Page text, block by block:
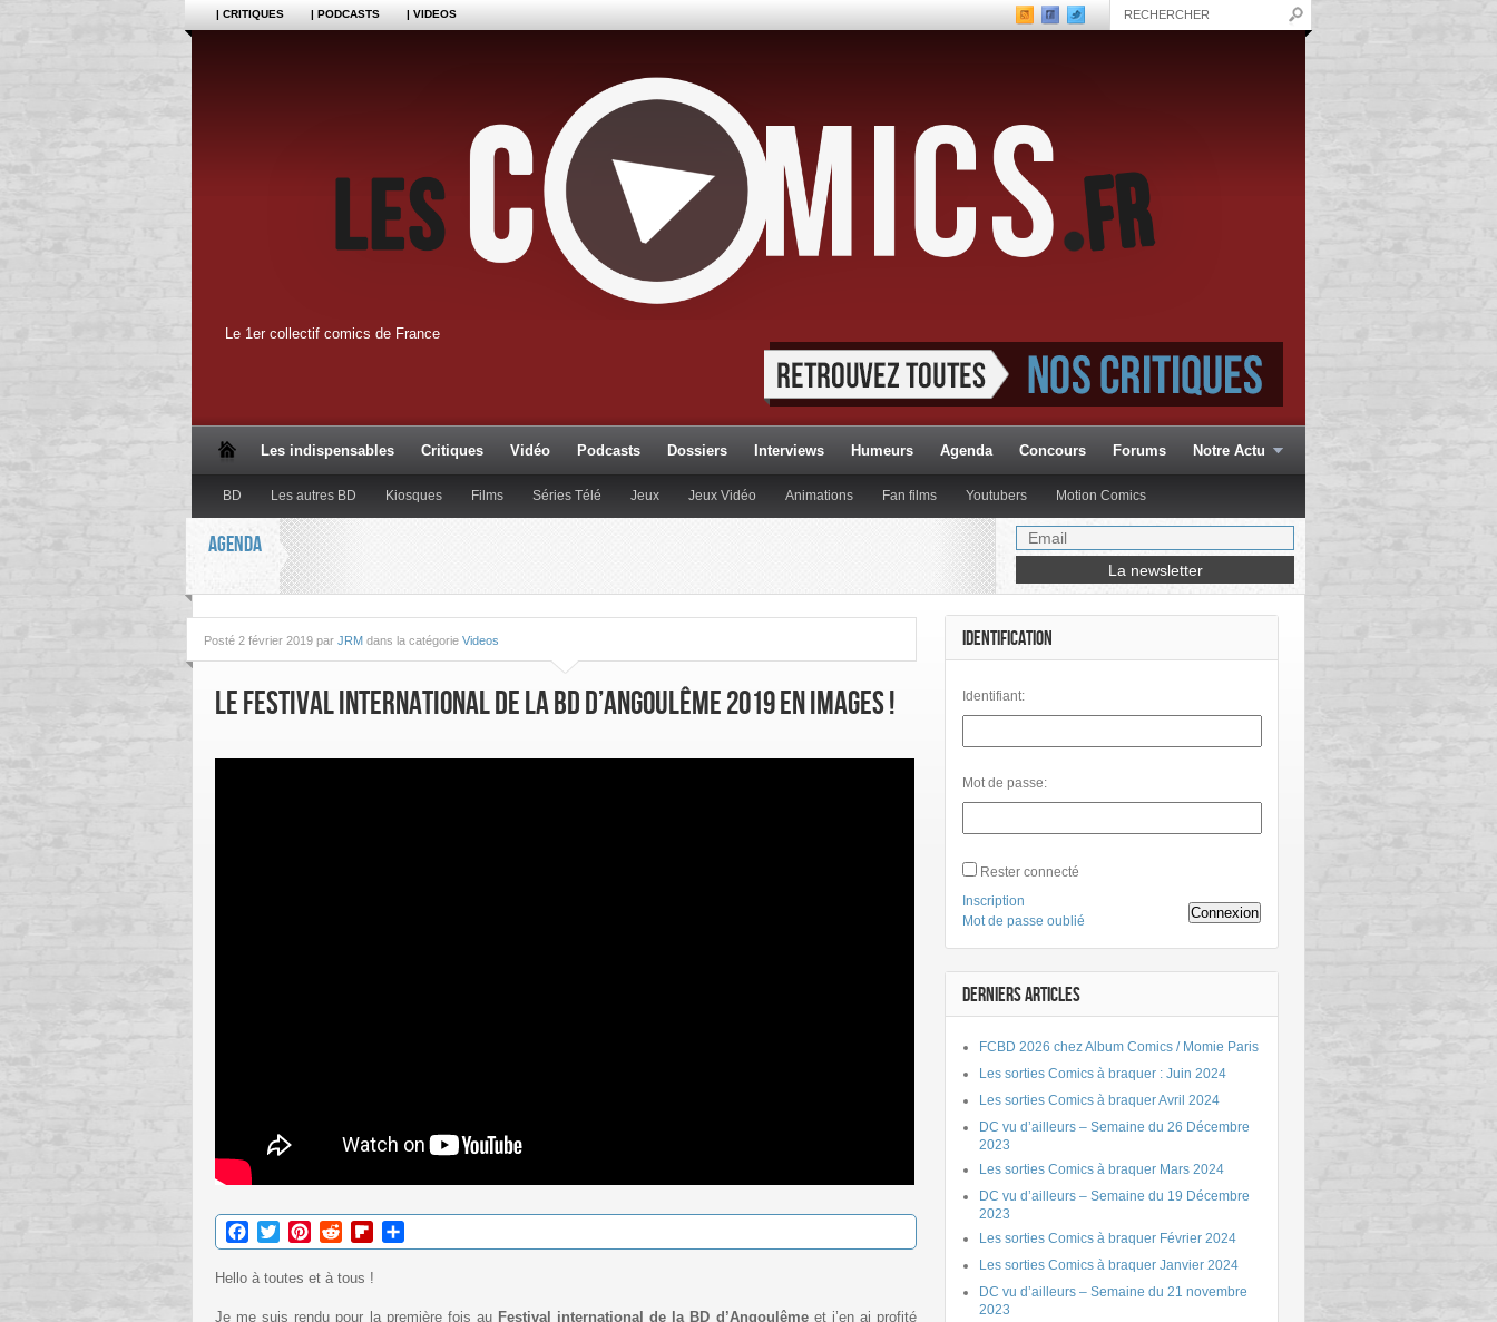
| CRITIQUES | PODCASTS | VIDEOS
Le 1er collectif comics de France
Les indispensables Critiques Vidéo Podcasts Dossiers Interviews Humeurs Agenda Concours Forums Notre Actu
BD Les autres BD Kiosques Films Séries Télé Jeux Jeux Vidéo Animations Fan films Youtubers Motion Comics
AGENDA
Posté 2 février 2019 par JRM dans la catégorie Videos
Le festival international de la BD d’Angoulême 2019 en images !
Facebook
TwitterPinterestRedditFlipboard
Hello à toutes et à tous !
Je me suis rendu pour la première fois au Festival international de la BD d’Angoulêmeet j’en ai profité
IDENTIFICATION
Identifiant:
Mot de passe:
Rester connecté
Connexion
Inscription
Mot de passe oublié
DERNIERS ARTICLES
FCBD 2026 chez Album Comics / Momie Paris
Les sorties Comics à braquer : Juin 2024
Les sorties Comics à braquer Avril 2024
DC vu d’ailleurs – Semaine du 26 Décembre
2023
Les sorties Comics à braquer Mars 2024
DC vu d’ailleurs – Semaine du 19 Décembre
2023
Les sorties Comics à braquer Février 2024
Les sorties Comics à braquer Janvier 2024
DC vu d’ailleurs – Semaine du 21 novembre
2023